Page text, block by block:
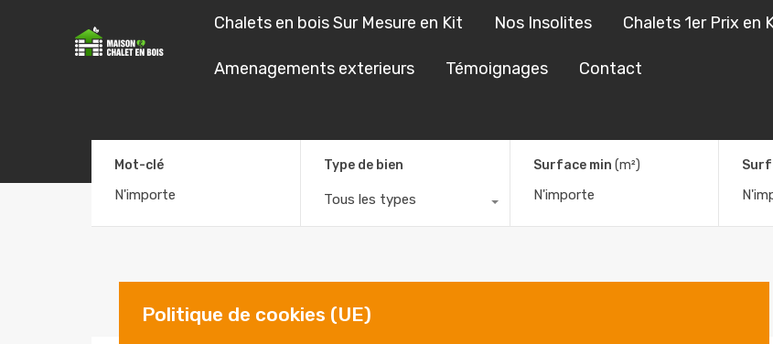
Chalets en bois Sur Mesure en Kit Nos Insolites Chalets 1er Prix en
Amenagements exterieurs Témoignages Contact
Mot-clé Type de bien
Tous les types
Surface min (m²)
Politique de cookies (UE)